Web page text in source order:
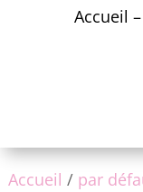
Accueil –
Accueil / par